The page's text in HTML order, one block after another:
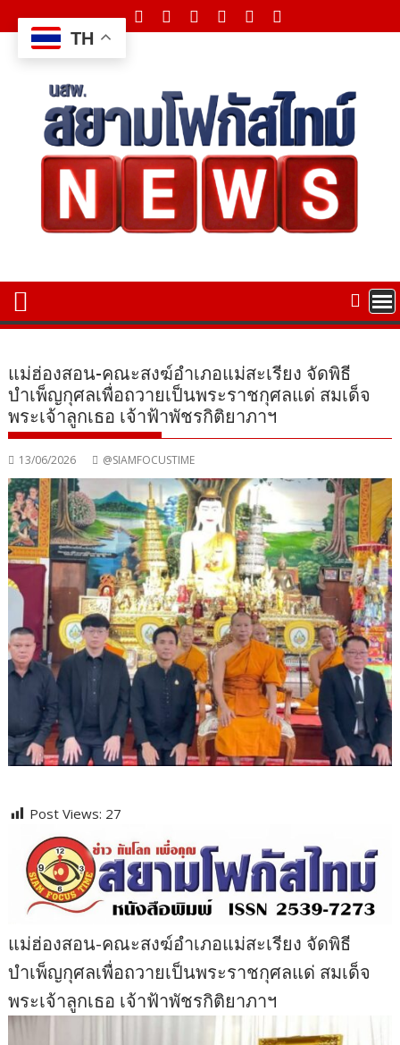
to
content
แม่ฮ่องสอน-คณะสงฆ์อำเภอแม่สะเรียง จัดพิธี
บำเพ็ญกุศลเพื่อถวายเป็นพระราชกุศลแด่ สมเด็จ
พระเจ้าลูกเธอ เจ้าฟ้าพัชรกิติยาภาฯ
13/06/2026 @SIAMFOCUSTIME
Post Views: 27
แม่ฮ่องสอน-คณะสงฆ์อำเภอแม่สะเรียง จัดพิธี
บำเพ็ญกุศลเพื่อถวายเป็นพระราชกุศลแด่ สมเด็จ
พระเจ้าลูกเธอ เจ้าฟ้าพัชรกิติยาภาฯ
TH